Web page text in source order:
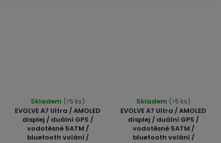
EVOLVE A7 Ultra / AMOLED
displej / duální GPS /
vodotěsné 5ATM /
bluetooth volání /
Skladem (>5 ks)
EVOLVE A7 Ultra / AMOLED
displej / duální GPS /
vodotěsné 5ATM /
bluetooth volání /
Skladem (>5 ks)